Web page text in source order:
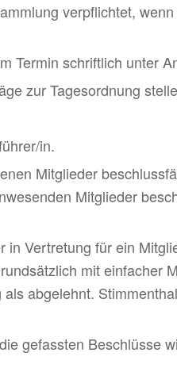
verpflichtet,
Termin schrift­lich unter
zur Tages­ord­nung
in.
Mitglieder
Mitglieder
Vertretung für ein
mit einfa­cher
abge­lehnt.
gefassten Beschlüsse